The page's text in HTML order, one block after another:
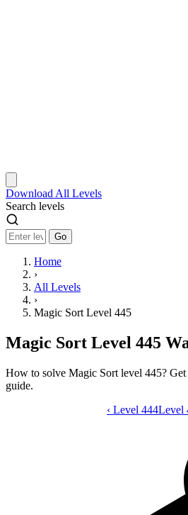
Download All Levels
Search levels
Go
Home
›
All Levels
›
Magic Sort Level 445
Magic Sort Level 445
How to solve Magic Sort level 445? Get
guide.
Magic
‹ Level 444Level